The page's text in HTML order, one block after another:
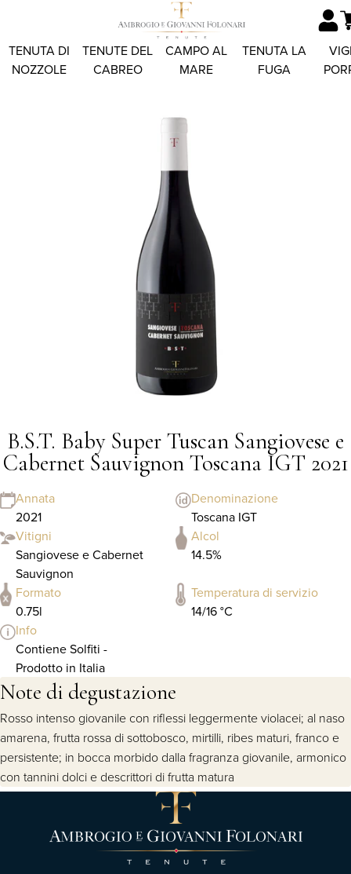
TENUTA DI
NOZZOLE
TENUTE DEL
CABREO
CAMPO AL
MARE
TENUTA LA
FUGA
B.S.T. Baby Super Tuscan Sangiovese e
Cabernet Sauvignon Toscana IGT 2021
Annata
2021
Denominazione
Toscana IGT
Vitigni
Sangiovese e Cabernet
Sauvignon
Alcol
14.5%
Formato
0.75l
Temperatura di servizio
14/16 °C
Info
Contiene Solfiti -
Prodotto in Italia
Note di degustazione
Rosso intenso giovanile con riflessi leggermente violacei; al naso
amarena, frutta rossa di sottobosco, mirtilli, ribes maturi, franco e
persistente; in bocca morbido dalla fragranza giovanile, armonico
con tannini dolci e descrittori di frutta matura